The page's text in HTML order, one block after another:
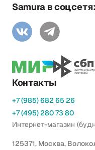
Samura в
Контакты
+7 (985) 682 65 26
+7 (495) 280 73 80
Интернет-магазин
125371, Москва,